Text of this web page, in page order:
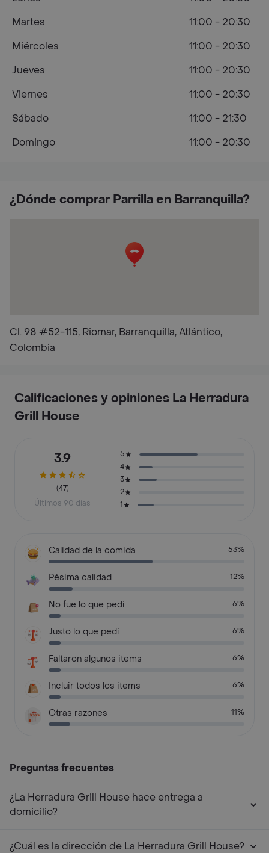
¿Dónde comprar Parrilla en Barranquilla?
Cl. 98 #52-115, Riomar, Barranquilla, Atlántico,
Colombia
Martes
11:00 - 20:30
Miércoles
11:00 - 20:30
Jueves
11:00 - 20:30
Viernes
11:00 - 20:30
Sábado
11:00 - 21:30
Domingo
11:00 - 20:30
Calificaciones y opiniones La Herradura
Grill House
3.9
(47)
Últimos 90 días
5
4
3
2
1
Calidad de la comida 53%
Pésima calidad 12%
No fue lo que pedí 6%
Justo lo que pedí 6%
Faltaron algunos items 6%
Incluir todos los items 6%
Otras razones 11%
Preguntas frecuentes
¿La Herradura Grill House hace entrega a
domicilio?
¿Cuál es la dirección de La Herradura Grill House?